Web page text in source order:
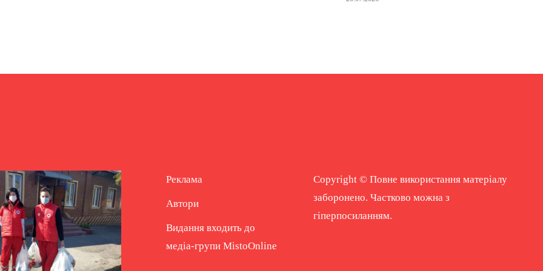
Реклама
Автори
Видання входить до
медіа-групи MistoOnline
Copyright © Повне використання матеріалу
заборонено. Частково можна з
гіперпосиланням.